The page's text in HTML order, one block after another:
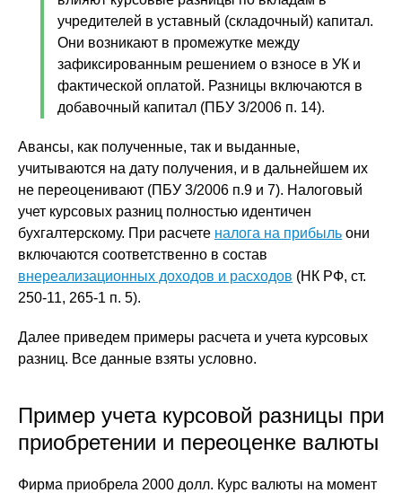
учредителей в уставный (складочный) капитал.
Они возникают в промежутке между
зафиксированным решением о взносе в УК и
фактической оплатой. Разницы включаются в
добавочный капитал (ПБУ 3/2006 п. 14).
Авансы, как полученные, так и выданные,
учитываются на дату получения, и в дальнейшем их
не переоценивают (ПБУ 3/2006 п.9 и 7). Налоговый
учет курсовых разниц полностью идентичен
бухгалтерскому. При расчете налога на прибыль они
включаются соответственно в состав
внереализационных доходов и расходов (НК РФ, ст.
250-11, 265-1 п. 5).
Далее приведем примеры расчета и учета курсовых
разниц. Все данные взяты условно.
Пример учета курсовой разницы при
приобретении и переоценке валюты
Фирма приобрела 2000 долл. Курс валюты на момент